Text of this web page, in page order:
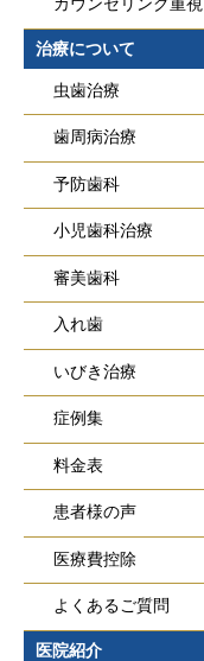
カウンセリング重視
治療について
虫歯治療
歯周病治療
予防歯科
小児歯科治療
審美歯科
入れ歯
いびき治療
症例集
料金表
患者様の声
医療費控除
よくあるご質問
医院紹介